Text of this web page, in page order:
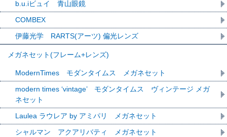
b.u.iビュイ 青山眼鏡
COMBEX
伊藤光学 RARTS(アーツ) 偏光レンズ
メガネセット(フレーム+レンズ)
ModernTimes モダンタイムス メガネセット
modern times ‘vintage’ モダンタイムス ヴィンテージ メガ
ネセット
Laulea ラウレア by アミパリ メガネセット
シャルマン アクアリバティ メガネセット